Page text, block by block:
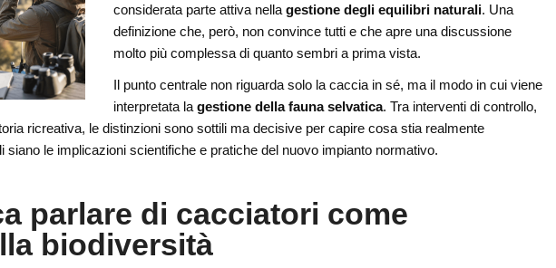
considerata parte attiva nella gestione degli equilibri naturali. Una
definizione che, però, non convince tutti e che apre una discussione
molto più complessa di quanto sembri a prima vista.
Il punto centrale non riguarda solo la caccia in sé, ma il modo in cui viene
interpretata la gestione della fauna selvatica. Tra interventi di controllo,
ricreativa, le distinzioni sono sottili ma decisive per capire cosa stia realmente
siano le implicazioni scientifiche e pratiche del nuovo impianto normativo.
parlare di cacciatori come
biodiversità